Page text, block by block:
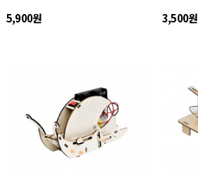
5,900원 3,500원